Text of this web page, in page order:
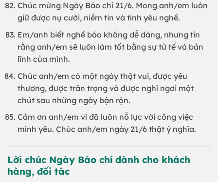
Chúc mừng Ngày Báo chí 21/6. Mong anh/em luôn
giữ được nụ cười, niềm tin và tình yêu nghề.
Em/anh biết nghề báo không dễ dàng, nhưng tin
rằng anh/em sẽ luôn làm tốt bằng sự tử tế và bản
lĩnh của mình.
Chúc anh/em có một ngày thật vui, được yêu
thương, được trân trọng và được nghỉ ngơi một
chút sau những ngày bận rộn.
Cảm ơn anh/em vì đã luôn nỗ lực với công việc
mình yêu. Chúc anh/em ngày 21/6 thật ý nghĩa.
Lời chúc Ngày Báo chí dành cho khách
hàng, đối tác